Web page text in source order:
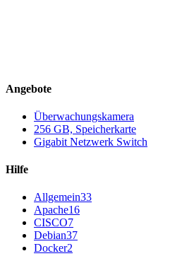
Angebote
Überwachungskamera
256 GB, Speicherkarte
Gigabit Netzwerk Switch
Hilfe
Allgemein33
Apache16
CISCO7
Debian37
Docker2